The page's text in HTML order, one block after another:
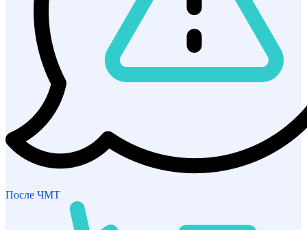
После ЧМТ